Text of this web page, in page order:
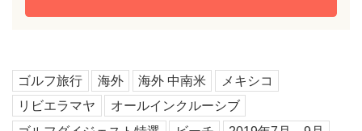
ゴルフ旅行 海外 海外 中南米
メキシコ
リビエラマヤ
オールインクルーシブ